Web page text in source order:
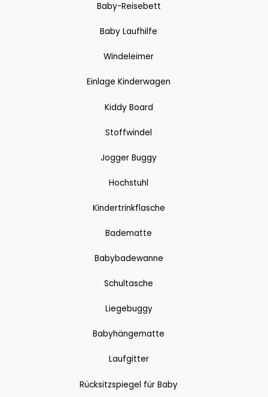
Baby-Reisebett
Baby Laufhilfe
Windeleimer
Einlage Kinderwagen
Kiddy Board
Stoffwindel
Jogger Buggy
Hochstuhl
Kindertrinkflasche
Badematte
Babybadewanne
Schultasche
Liegebuggy
Babyhängematte
Laufgitter
Rücksitzspiegel für Baby